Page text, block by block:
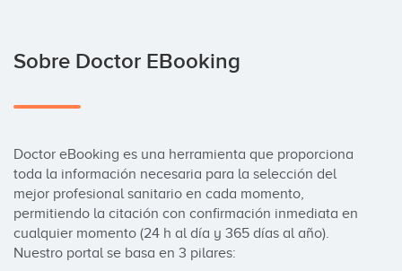
Sobre Doctor EBooking
Doctor eBooking es una herramienta que proporciona
toda la información necesaria para la selección del
mejor profesional sanitario en cada momento,
permitiendo la citación con confirmación inmediata en
cualquier momento (24 h al día y 365 días al año).
Nuestro portal se basa en 3 pilares: